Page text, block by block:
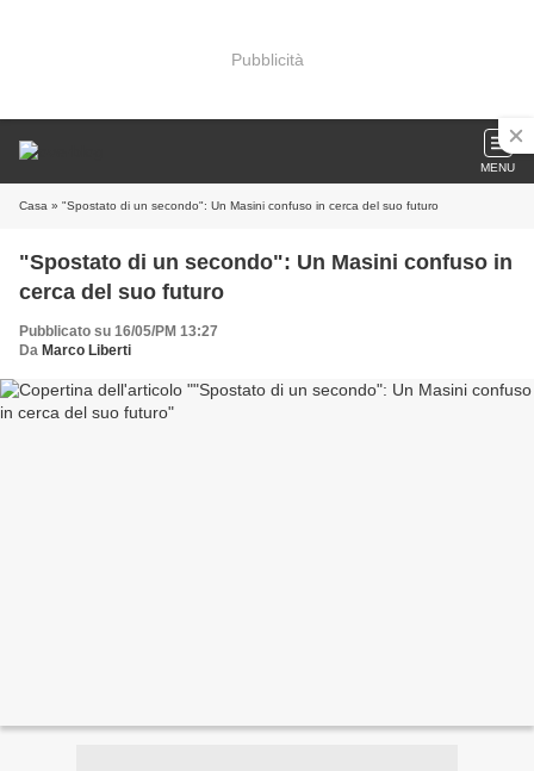
Pubblicità
MENU
Casa » "Spostato di un secondo": Un Masini confuso in cerca del suo futuro
"Spostato di un secondo": Un Masini confuso in
cerca del suo futuro
Pubblicato su 16/05/PM 13:27
Da Marco Liberti